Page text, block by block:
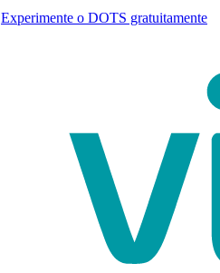
Experimente o DOTS gratuitamente